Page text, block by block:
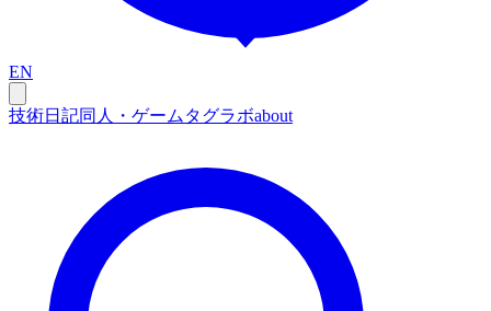
EN
技術日記同人・ゲーム タグラボabout